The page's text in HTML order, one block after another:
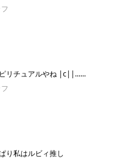
リチュアルやね |c||......
私はルビィ推し